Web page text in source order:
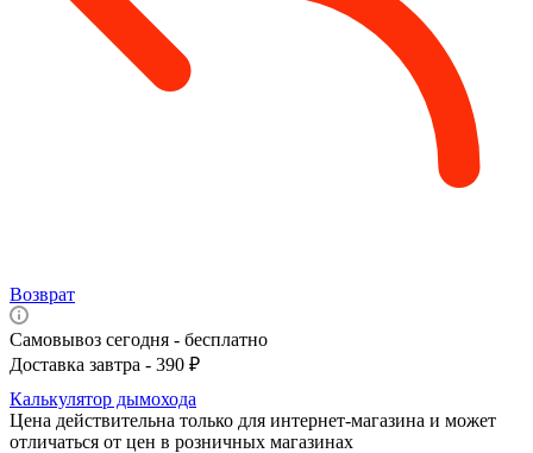
Возврат
Самовывоз сегодня - бесплатно
Доставка завтра - 390 ₽
Калькулятор дымохода
Цена действительна только для интернет-магазина и может
отличаться от цен в розничных магазинах